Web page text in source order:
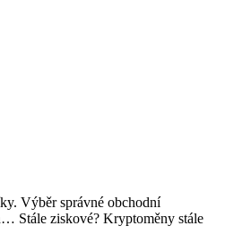
Výběr správné obchodní
Stále ziskové? Kryptoměny stále